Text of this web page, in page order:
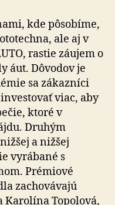
kde pôsobíme,
ale aj v
rastie záujem o
áut. Dôvodov je
sa zákazníci
viac, aby
ktoré v
Druhým
a nižšej
vyrábané s
Prémiové
zachovávajú
Karolína Topolová,